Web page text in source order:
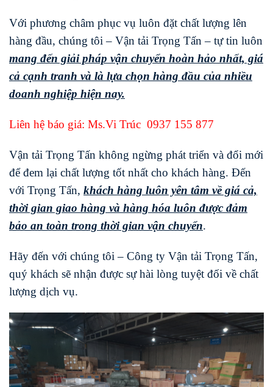
Với phương châm phục vụ luôn đặt chất lượng lên
hàng đầu, chúng tôi – Vận tải Trọng Tấn – tự tin luôn
mang đến giải pháp vận chuyển hoàn hảo nhất, giá
cả cạnh tranh và là lựa chọn hàng đầu của nhiều
doanh nghiệp hiện nay.
Liên hệ báo giá: Ms.Vi Trúc 0937 155 877
Vận tải Trọng Tấn không ngừng phát triển và đổi mới
để đem lại chất lượng tốt nhất cho khách hàng. Đến
với Trọng Tấn, khách hàng luôn yên tâm về giá cả,
thời gian giao hàng và hàng hóa luôn được đảm
bảo an toàn trong thời gian vận chuyển.
Hãy đến với chúng tôi – Công ty Vận tải Trọng Tấn,
quý khách sẽ nhận được sự hài lòng tuyệt đối về chất
lượng dịch vụ.